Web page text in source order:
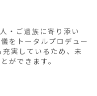
・ご遺族に寄り添い
をトータルプロデュー
実しているため、未
ができます。